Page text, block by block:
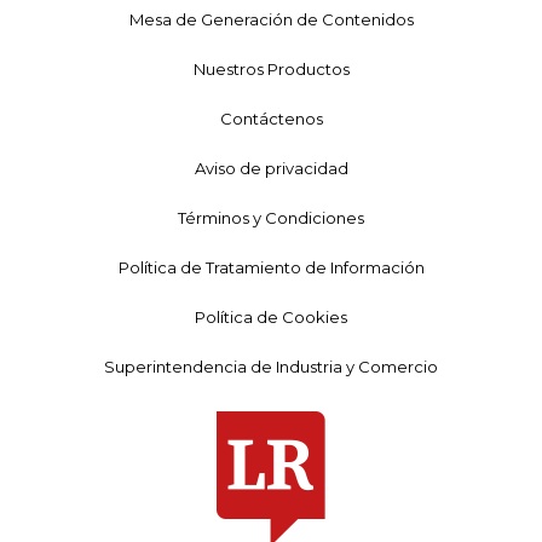
Mesa de Generación de Contenidos
Nuestros Productos
Contáctenos
Aviso de privacidad
Términos y Condiciones
Política de Tratamiento de Información
Política de Cookies
Superintendencia de Industria y Comercio